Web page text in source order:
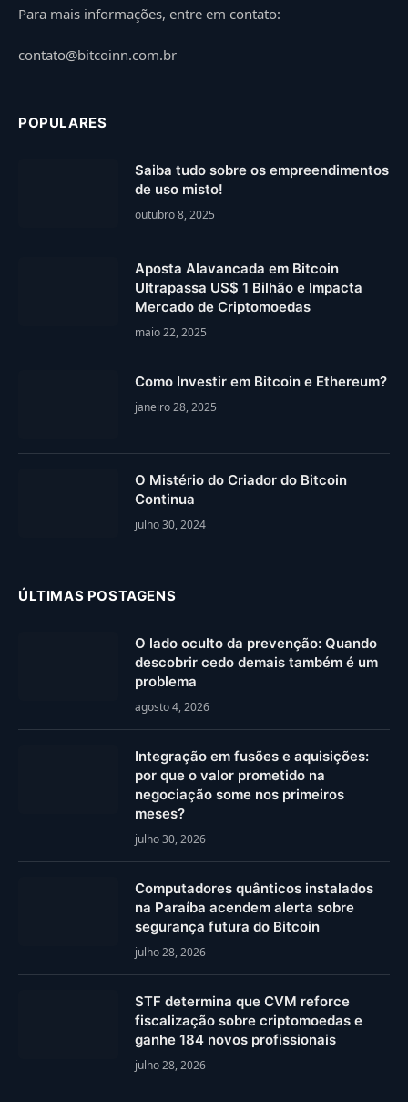
Para mais informações, entre em contato:
contato@bitcoinn.com.br
POPULARES
Saiba tudo sobre os empreendimentos
de uso misto!
outubro 8, 2025
Aposta Alavancada em Bitcoin
Ultrapassa US$ 1 Bilhão e Impacta
Mercado de Criptomoedas
maio 22, 2025
Como Investir em Bitcoin e Ethereum?
janeiro 28, 2025
O Mistério do Criador do Bitcoin
Continua
julho 30, 2024
ÚLTIMAS POSTAGENS
O lado oculto da prevenção: Quando
descobrir cedo demais também é um
problema
agosto 4, 2026
Integração em fusões e aquisições:
por que o valor prometido na
negociação some nos primeiros
meses?
julho 30, 2026
Computadores quânticos instalados
na Paraíba acendem alerta sobre
segurança futura do Bitcoin
julho 28, 2026
STF determina que CVM reforce
fiscalização sobre criptomoedas e
ganhe 184 novos profissionais
julho 28, 2026